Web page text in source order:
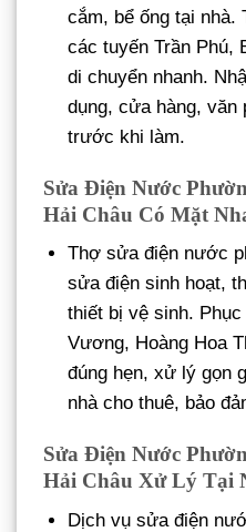
cắm, bể ống tại nhà.
các tuyến Trần Phú,
di chuyển nhanh.
dụng, cửa hàng, văn
trước khi làm.
Sửa Điện Nước
Hải Châu Có Mặt
Thợ sửa điện nước
sửa điện sinh hoạt,
thiết bị vệ sinh.
Vương, Hoàng Hoa
đúng hẹn, xử lý gọn
nhà cho thuê, bảo
Sửa Điện Nước
Hải Châu Xử Lý Tại
Dịch vụ sửa điện